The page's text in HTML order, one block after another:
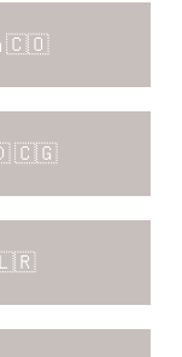
🇨🇴
🇨🇬
🇱🇷